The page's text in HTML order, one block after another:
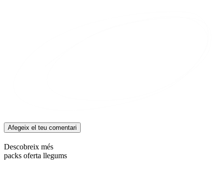
Afegeix el teu comentari
Descobreix més
packs oferta llegums